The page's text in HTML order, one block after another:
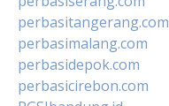
perbasitangerang.com
perbasimalang.com
perbasidepok.com
perbasicirebon.com